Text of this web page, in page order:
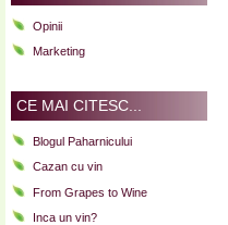
Opinii
Marketing
CE MAI CITESC...
Blogul Paharnicului
Cazan cu vin
From Grapes to Wine
Inca un vin?